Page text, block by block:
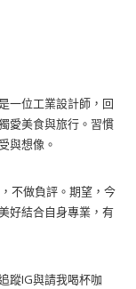
一位工業設計師，回
愛美食與旅行。習慣
與想像。
不做負評。期望，今
好結合自身專業，有
蹤IG與請我喝杯咖